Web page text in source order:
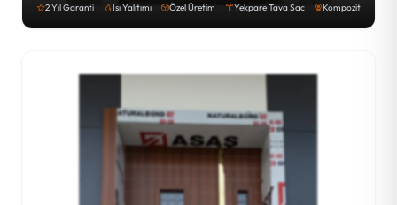
2 Yıl Garanti Isı Yalıtımı Özel Üretim Yekpare Tava Sac Kompozit